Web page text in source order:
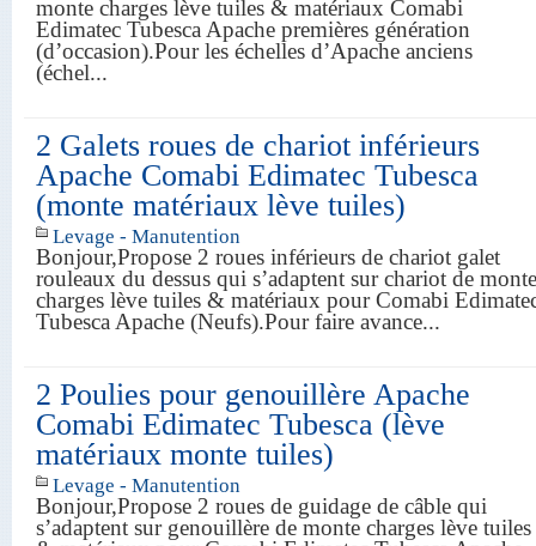
monte charges lève tuiles & matériaux Comabi
Edimatec Tubesca Apache premières génération
(d’occasion).Pour les échelles d’Apache anciens
(échel...
2 Galets roues de chariot inférieurs
Apache Comabi Edimatec Tubesca
(monte matériaux lève tuiles)
Levage - Manutention
Bonjour,Propose 2 roues inférieurs de chariot galet
rouleaux du dessus qui s’adaptent sur chariot de monte
charges lève tuiles & matériaux pour Comabi
Tubesca Apache (Neufs).Pour faire avance...
2 Poulies pour genouillère Apache
Comabi Edimatec Tubesca (lève
matériaux monte tuiles)
Levage - Manutention
Bonjour,Propose 2 roues de guidage de câble qui
s’adaptent sur genouillère de monte charges lève tuiles